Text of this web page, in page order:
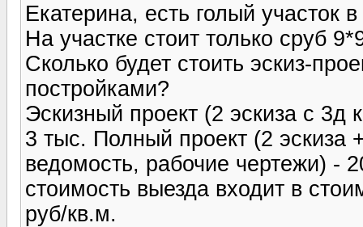
Екатерина, есть голый участок
На участке стоит только сруб
Сколько будет стоить эскиз-
постройками?
Эскизный проект (2 эскиза с 3д
3 тыс. Полный проект (2 эскиза
ведомость, рабочие чертежи) -
стоимость выезда входит в
руб/кв.м.